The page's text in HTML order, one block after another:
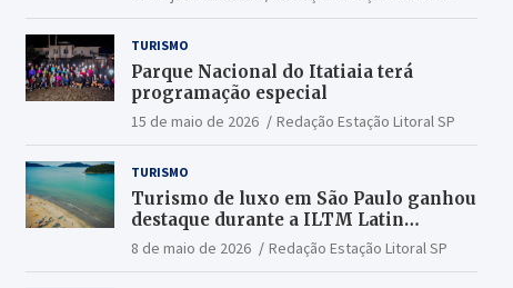
TURISMO
Parque Nacional do Itatiaia terá
programação especial
15 de maio de 2026 Redação Estação Litoral SP
TURISMO
Turismo de luxo em São Paulo ganhou
destaque durante a ILTM Latin
America 2026
8 de maio de 2026 Redação Estação Litoral SP